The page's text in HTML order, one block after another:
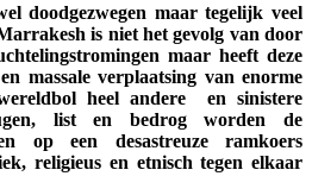
doodgezwegen maar tegelijk veel
is niet het gevolg van door
maar heeft deze
massale verplaatsing van enorme
wereldbol heel andere en sinistere
list en bedrog worden de
op een desastreuze ramkoers
religieus en etnisch tegen elkaar